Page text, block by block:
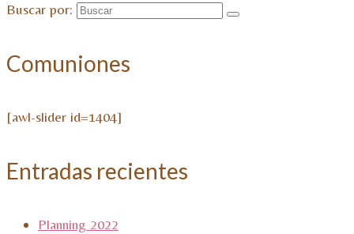
Buscar por:
Comuniones
[awl-slider id=1404]
Entradas recientes
Planning 2022